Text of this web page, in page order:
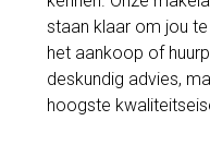
staan klaar om jou
het aankoop of
deskundig advies,
hoogste